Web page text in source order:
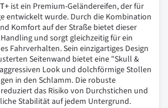
ist ein Premium-Geländereifen, der für
entwickelt wurde. Durch die Kombination
Komfort auf der Straße bietet dieser
und sorgt gleichzeitig für ein
Fahrverhalten. Sein einzigartiges Design
Seitenwand bietet eine "Skull &
Look und dolchförmige Stollen
in den Schlamm. Die robuste
das Risiko von Durchstichen und
Stabilität auf jedem Untergrund.